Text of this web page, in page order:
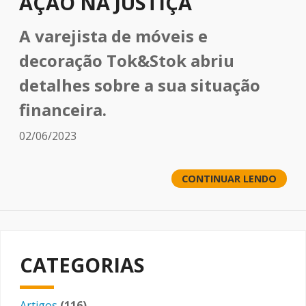
Avarejista de móveis e
decoração Tok&Stok abriu
detalhes sobre a sua situação
financeira.
02/06/2023
CONTINUAR LENDO
CATEGORIAS